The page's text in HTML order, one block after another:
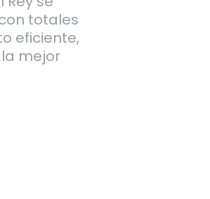
totales
eficiente,
mejor